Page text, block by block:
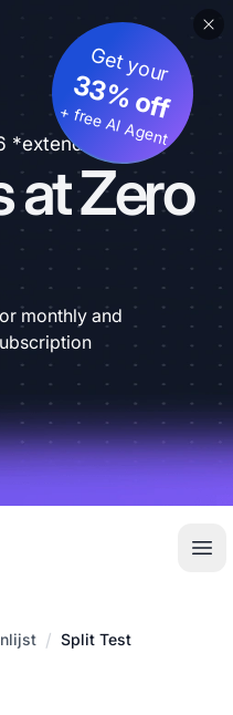
*extended
at Zero
Get your
33% off
+ free AI Agent
monthly and
/ Split Test